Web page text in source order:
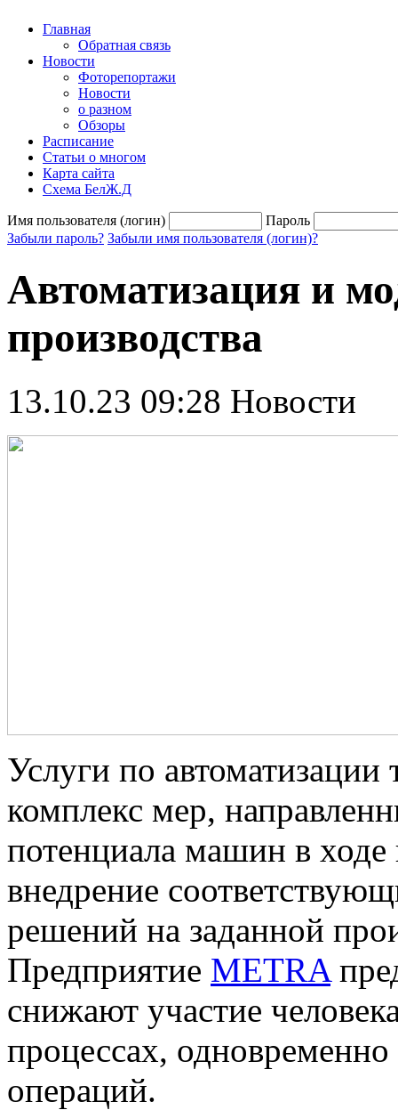
Главная
Обратная связь
Новости
Фоторепортажи
Новости
о разном
Обзоры
Расписание
Статьи о многом
Карта сайта
Схема БелЖ.Д
Имя пользователя (логин)
Пароль
Забыли пароль? Забыли имя пользователя (логин)?
Автоматизация и
производства
13.10.23 09:28 Новости
Услуги по
комплекс мер,
потенциала машин в ходе
внедрение
решений на заданной
Предприятие METRA
снижают участие
процессах,
операций.